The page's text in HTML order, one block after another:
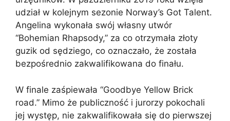
udział w kolejnym sezonie Norway’s Got Talent.
Angelina wykonała swój własny utwór
“Bohemian Rhapsody,” za co otrzymała złoty
guzik od sędziego, co oznaczało, że została
bezpośrednio zakwalifikowana do finału.
W finale zaśpiewała “Goodbye Yellow Brick
road.” Mimo że publiczność i jurorzy pokochali
jej występ, nie zakwalifikowała się do pierwszej